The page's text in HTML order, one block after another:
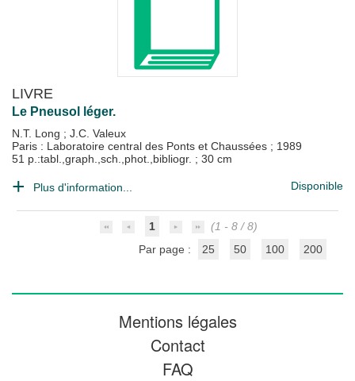
LIVRE
Le Pneusol léger.
N.T. Long ; J.C. Valeux
Paris : Laboratoire central des Ponts et Chaussées ; 1989
51 p.:tabl.,graph.,sch.,phot.,bibliogr. ; 30 cm
Plus d'information... Disponible
1
(1 - 8 / 8)
Par page :
25 50 100 200
Mentions légales
Contact
FAQ